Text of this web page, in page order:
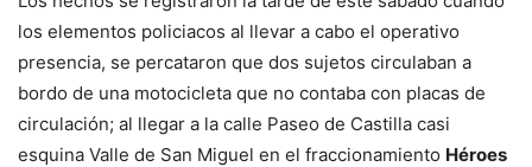
los elementos policiacos al llevar a cabo el operativo
presencia, se percataron que dos sujetos circulaban a
bordo de una motocicleta que no contaba con placas de
circulación; al llegar a la calle Paseo de Castilla casi
esquina Valle de San Miguel en el fraccionamiento Héroes